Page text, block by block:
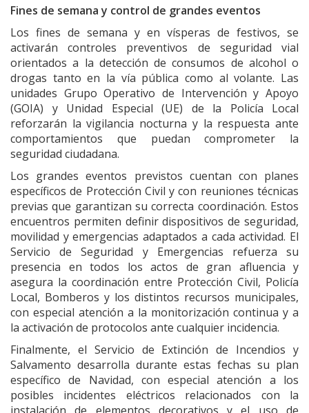
Fines de semana y control de grandes eventos
Los fines de semana y en vísperas de festivos, se
activarán controles preventivos de seguridad vial
orientados a la detección de consumos de alcohol o
drogas tanto en la vía pública como al volante. Las
unidades Grupo Operativo de Intervención y Apoyo
(GOIA) y Unidad Especial (UE) de la Policía Local
reforzarán la vigilancia nocturna y la respuesta ante
comportamientos que puedan comprometer la
seguridad ciudadana.
Los grandes eventos previstos cuentan con planes
específicos de Protección Civil y con reuniones técnicas
previas que garantizan su correcta coordinación. Estos
encuentros permiten definir dispositivos de seguridad,
movilidad y emergencias adaptados a cada actividad. El
Servicio de Seguridad y Emergencias refuerza su
presencia en todos los actos de gran afluencia y
asegura la coordinación entre Protección Civil, Policía
Local, Bomberos y los distintos recursos municipales,
con especial atención a la monitorización continua y a
la activación de protocolos ante cualquier incidencia.
Finalmente, el Servicio de Extinción de Incendios y
Salvamento desarrolla durante estas fechas su plan
específico de Navidad, con especial atención a los
posibles incidentes eléctricos relacionados con la